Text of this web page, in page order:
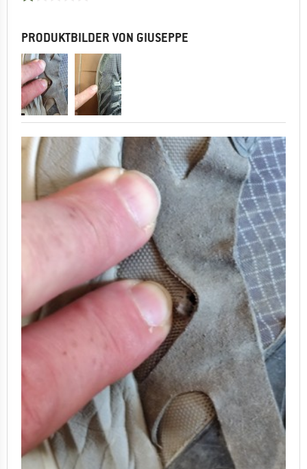
PRODUKTBILDER VON GIUSEPPE